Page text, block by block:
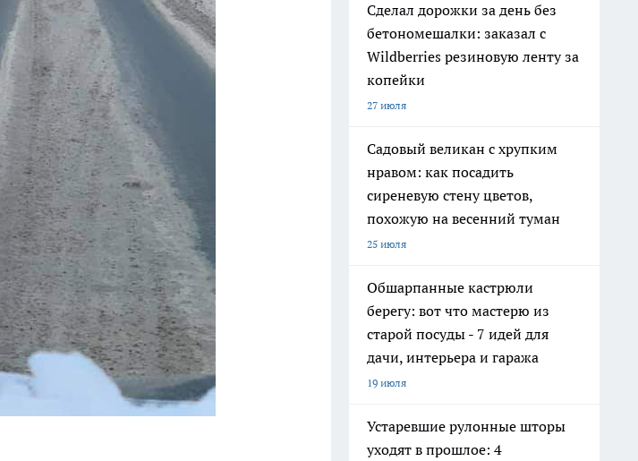
Сделал дорожки за день без
бетономешалки: заказал с
Wildberries резиновую ленту за
копейки
27 июля
Садовый великан с хрупким
нравом: как посадить
сиреневую стену цветов,
похожую на весенний туман
25 июля
Обшарпанные кастрюли
берегу: вот что мастерю из
старой посуды - 7 идей для
дачи, интерьера и гаража
19 июля
Устаревшие рулонные шторы
уходят в прошлое: 4